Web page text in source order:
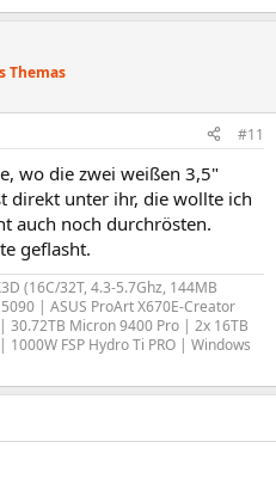
Themas
#11
wo die zwei weißen 3,5"
direkt unter ihr, die wollte ich
auch noch durchrösten.
geflasht.
(16C/32T, 4.3-5.7Ghz, 144MB
| ASUS ProArt X670E-Creator
30.72TB Micron 9400 Pro | 2x 16TB
FSP Hydro Ti PRO | Windows